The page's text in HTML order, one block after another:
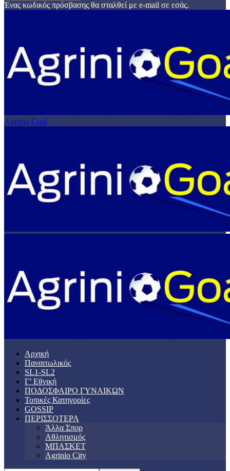
Ένας κωδικός πρόσβασης θα σταλθεί με e-mail σε εσάς.
Agrinio Goal
Αρχική
Παναιτωλικός
SL1-SL2
Γ’ Εθνική
ΠΟΔΟΣΦΑΙΡΟ ΓΥΝΑΙΚΩΝ
Τοπικές Κατηγορίες
GOSSIP
ΠΕΡΙΣΣΟΤΕΡΑ
Άλλα Σπορ
Αθλητισμός
ΜΠΑΣΚΕΤ
Agrinio City